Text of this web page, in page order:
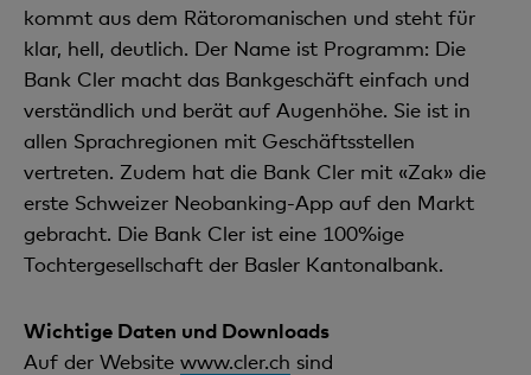
kommt aus dem Rätoromanischen und steht für
klar, hell, deutlich. Der Name ist Programm: Die
Bank Cler macht das Bankgeschäft einfach und
verständlich und berät auf Augenhöhe. Sie ist in
allen Sprachregionen mit Geschäftsstellen
vertreten. Zudem hat die Bank Cler mit «Zak» die
erste Schweizer Neobanking-App auf den Markt
gebracht. Die Bank Cler ist eine 100%ige
Tochtergesellschaft der Basler Kantonalbank.
Wichtige Daten und Downloads
Auf der Website www.cler.ch sind